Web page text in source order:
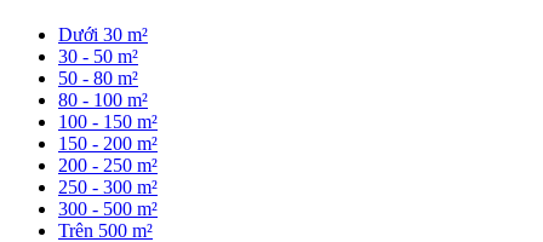
Dưới 30 m²
30 - 50 m²
50 - 80 m²
80 - 100 m²
100 - 150 m²
150 - 200 m²
200 - 250 m²
250 - 300 m²
300 - 500 m²
Trên 500 m²